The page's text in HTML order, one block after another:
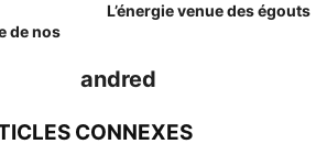
de nos
L’énergie venue des égouts
andred
CONNEXES